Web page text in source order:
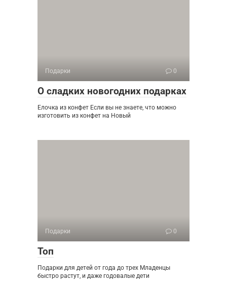
Подарки 0
О сладких новогодних подарках
Елочка из конфет Если вы не знаете, что можно
изготовить из конфет на Новый
Подарки 0
Топ
Подарки для детей от года до трех Младенцы
быстро растут, и даже годовалые дети